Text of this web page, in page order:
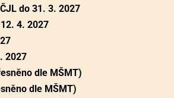
do 31. 3. 2027
4. 2027
2027
dle MŠMT)
dle MŠMT)